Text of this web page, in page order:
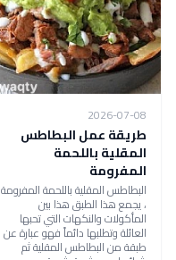
2026-07-08
طريقة عمل البطاطس
المقلية باللحمة
المفرومة
البطاطس المقلية باللحمة المفرومة
، يجمع هذا الطبق هذا بين
المأكولات والنكهات التي تحبها
العائلة وتطلبها دائماً فهو عبارة عن
طبقة من البطاطس المقلية ثم